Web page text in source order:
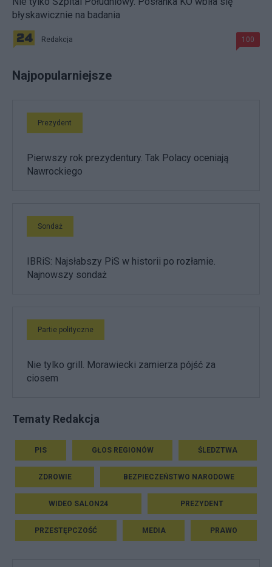
błyskawicznie na badania
Redakcja 100
Najpopularniejsze
Prezydent
Pierwszy rok prezydentury. Tak Polacy oceniają
Nawrockiego
Sondaż
IBRiS: Najsłabszy PiS w historii po rozłamie.
Najnowszy sondaż
Partie polityczne
Nie tylko grill. Morawiecki zamierza pójść za
ciosem
Tematy Redakcja
PIS GŁOS REGIONÓW ŚLEDZTWA
ZDROWIE BEZPIECZEŃSTWO NARODOWE
WIDEO SALON24 PREZYDENT
PRZESTĘPCZOŚĆ MEDIA PRAWO